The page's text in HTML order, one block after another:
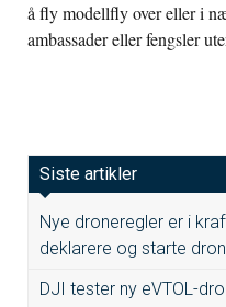
å fly modellfly over eller i
ambassader eller fengsler
Siste artikler
Nye droneregler er i
deklarere og starte
DJI tester ny eVTOL-